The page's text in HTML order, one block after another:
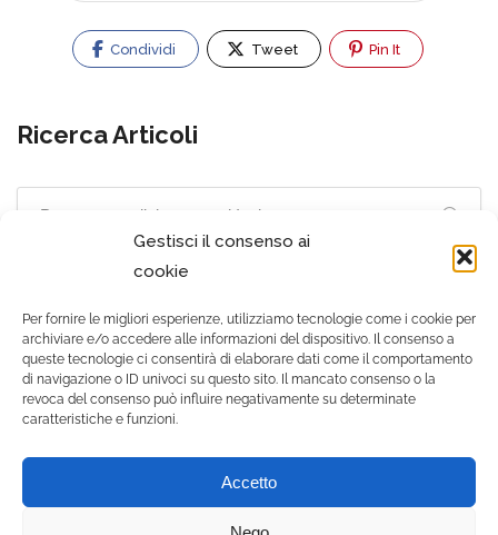
Gestisci il consenso ai
cookie
Per fornire le migliori esperienze, utilizziamo tecnologie come i cookie per
archiviare e/o accedere alle informazioni del dispositivo. Il consenso a
queste tecnologie ci consentirà di elaborare dati come il comportamento
di navigazione o ID univoci su questo sito. Il mancato consenso o la
revoca del consenso può influire negativamente su determinate
caratteristiche e funzioni.
Accetto
Condividi Tweet Pin It
Ricerca Articoli
© 2021 Gruppo Zooiatra
srls - Tutti i diritti riservati. |
P.IVA 12556500010 |